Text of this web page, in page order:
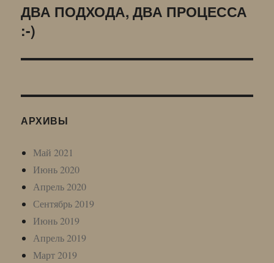
Следующая
запись:
ДВА ПОДХОДА, ДВА ПРОЦЕССА
:-)
АРХИВЫ
Май 2021
Июнь 2020
Апрель 2020
Сентябрь 2019
Июнь 2019
Апрель 2019
Март 2019